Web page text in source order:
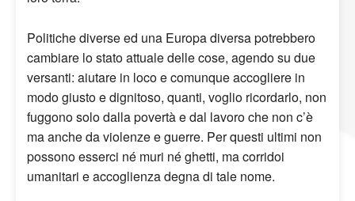
Politiche diverse ed una Europa diversa potrebbero
cambiare lo stato attuale delle cose, agendo su due
versanti: aiutare in loco e comunque accogliere in
modo giusto e dignitoso, quanti, voglio ricordarlo, non
fuggono solo dalla povertà e dal lavoro che non c’è
ma anche da violenze e guerre. Per questi ultimi non
possono esserci né muri né ghetti, ma corridoi
umanitari e accoglienza degna di tale nome.